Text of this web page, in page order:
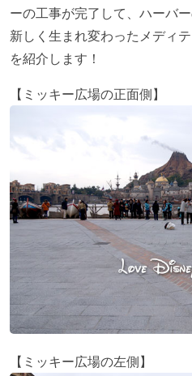
ーの工事が完了して、ハーバ
新しく生まれ変わったメディ
を紹介します！
【ミッキー広場の正面側】
【ミッキー広場の左側】